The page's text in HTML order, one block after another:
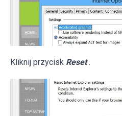
Kliknij przycisk Reset .